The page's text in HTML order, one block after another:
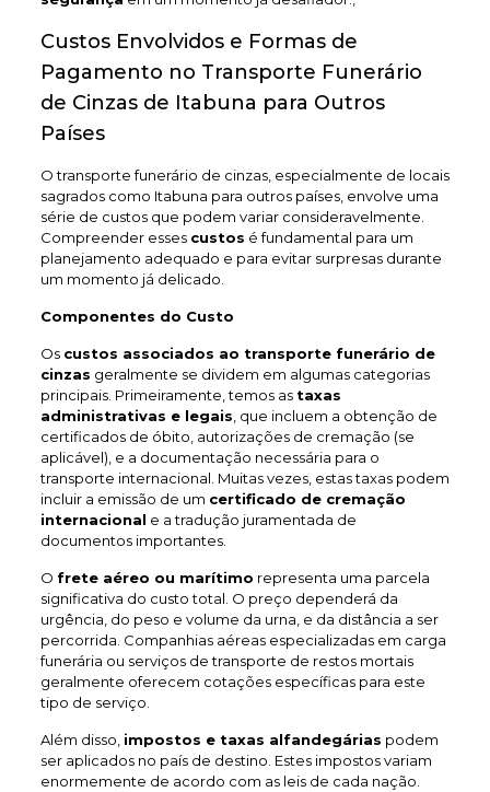
Custos Envolvidos e Formas de
Pagamento no Transporte Funerário
de Cinzas de Itabuna para Outros
Países
O transporte funerário de cinzas, especialmente de locais
sagrados como Itabuna para outros países, envolve uma
série de custos que podem variar consideravelmente.
Compreender esses custos é fundamental para um
planejamento adequado e para evitar surpresas durante
um momento já delicado.
Componentes do Custo
Os custos associados ao transporte funerário de
cinzas geralmente se dividem em algumas categorias
principais. Primeiramente, temos as taxas
administrativas e legais , que incluem a obtenção de
certificados de óbito, autorizações de cremação (se
aplicável), e a documentação necessária para o
transporte internacional. Muitas vezes, estas taxas podem
incluir a emissão de um certificado de cremação
internacional e a tradução juramentada de
documentos importantes.
O frete aéreo ou marítimo representa uma parcela
significativa do custo total. O preço dependerá da
urgência, do peso e volume da urna, e da distância a ser
percorrida. Companhias aéreas especializadas em carga
funerária ou serviços de transporte de restos mortais
geralmente oferecem cotações específicas para este
tipo de serviço.
Além disso, impostos e taxas alfandegárias podem
ser aplicados no país de destino. Estes impostos variam
enormemente de acordo com as leis de cada nação.